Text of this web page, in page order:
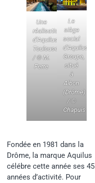
Une
réalisation
d’Aquilus
Toulouse
/ © M.
Ferre
Le
siège
social
d’Aquilus
Groupe,
situé
à
Albon
(Drôme)
/ ©
Chapuis
Fondée en 1981 dans la
Drôme, la marque Aquilus
célébre cette année ses 45
années d’activité. Pour